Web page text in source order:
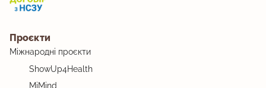
Проєкти
Міжнародні проєкти
ShowUp4Health
MiMind